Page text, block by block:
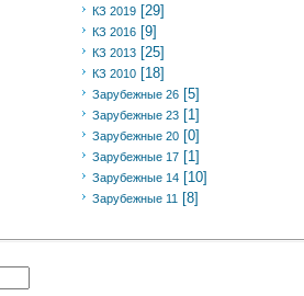
КЗ 2019 [29]
КЗ 2016 [9]
КЗ 2013 [25]
КЗ 2010 [18]
Зарубежные 26 [5]
Зарубежные 23 [1]
Зарубежные 20 [0]
Зарубежные 17 [1]
Зарубежные 14 [10]
Зарубежные 11 [8]